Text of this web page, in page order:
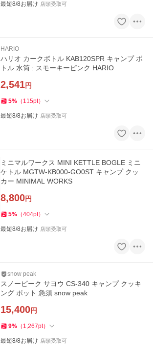
最短8/8お届け 店頭受取可
HARIO
ハリオ カークボトル KAB120SPR キャンプ ボ
トル 水筒 : スモーキーピンク HARIO
2,541円
5% （ 115pt）
最短8/8お届け 店頭受取可
ミニマルワークス MINI KETTLE BOGLE ミニ
ケトル MGTW-KB000-GO0ST キャンプ クッ
カー MINIMAL WORKS
8,800円
5% （404pt）
最短8/8お届け 店頭受取可
snow peak
スノーピーク サヨウ CS-340 キャンプ クッキ
ング ポット 急須 snow peak
15,400円
9% （ 1,267pt）
最短8/8お届け 店頭受取可